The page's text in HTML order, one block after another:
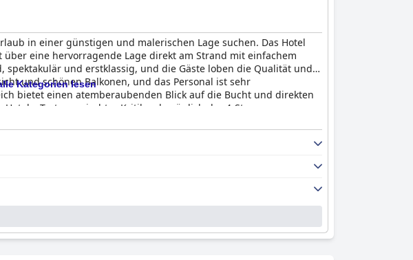
einen Katzensprung entfernt.
in einer günstigen und malerischen Lage suchen. Das Hotel
eine hervorragende Lage direkt am Strand mit einfachem
und erstklassig, und die Gäste loben die Qualität und
und schönen Balkonen, und das Personal ist sehr
bietet einen atemberaubenden Blick auf die Bucht und direkten
Trotz gemischter Kritiken bezüglich der 4-Sterne-
Kategorien lesen